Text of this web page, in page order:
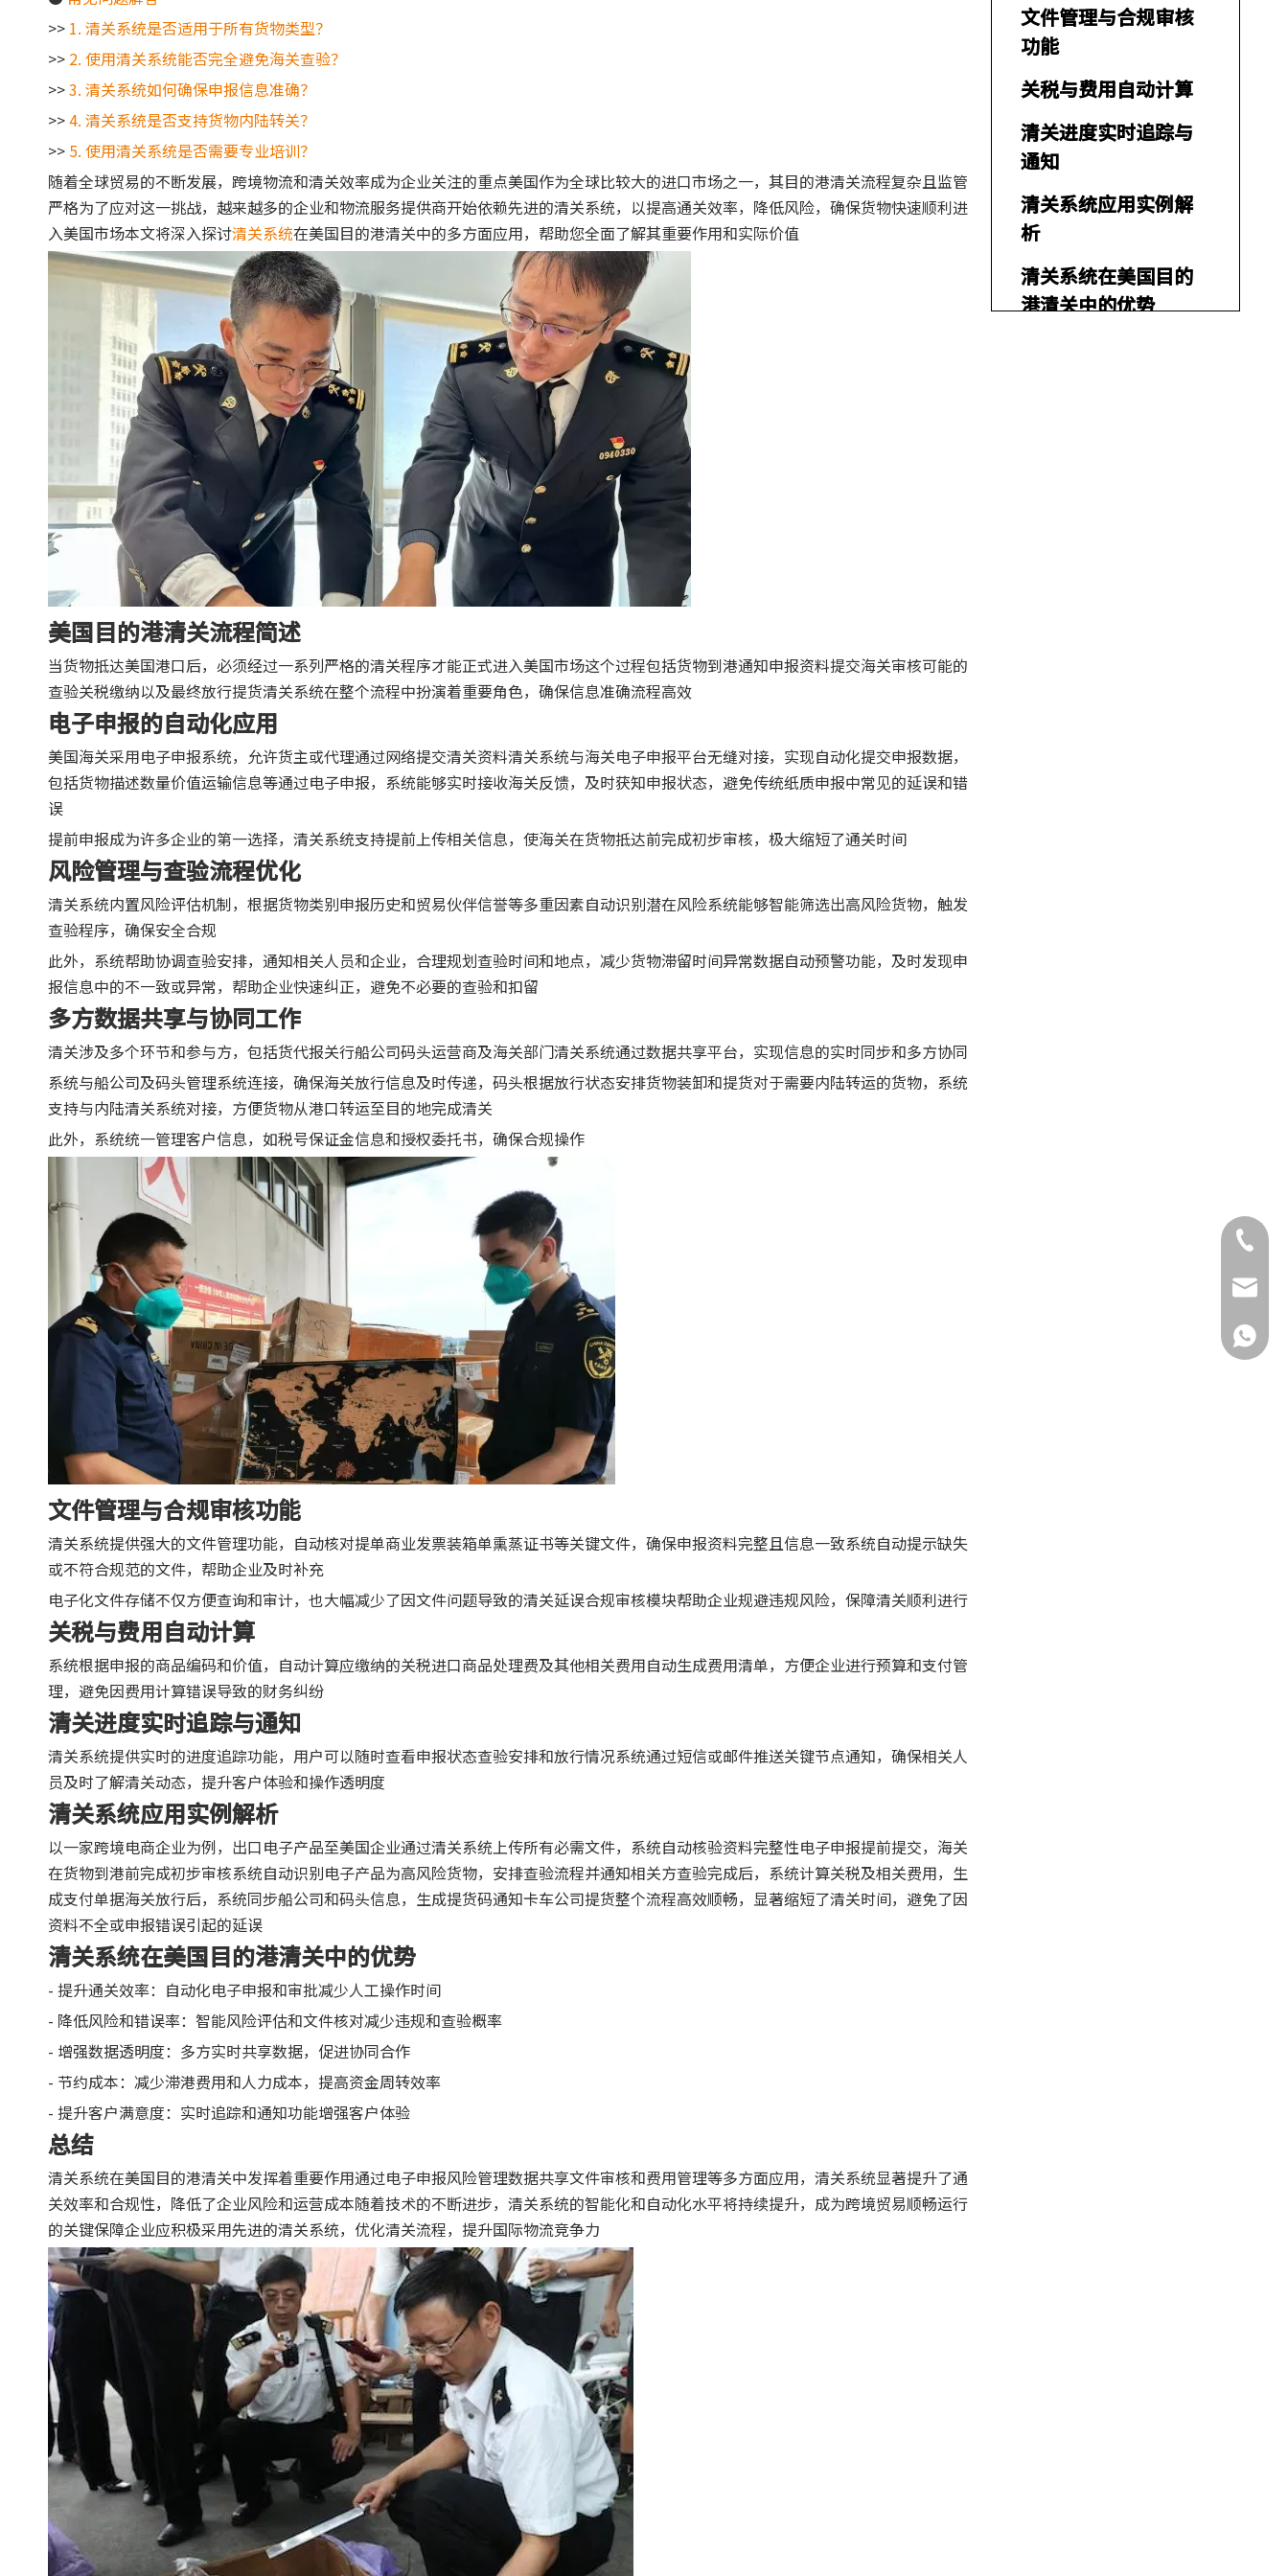
>> 1. 清关系统是否适用于所有货物类型？
>> 2. 使用清关系统能否完全避免海关查验？
>>3. 清关系统如何确保申报信息准确？
>>4. 清关系统是否支持货物内陆转关？
>> 5. 使用清关系统是否需要专业培训？
随着全球贸易的不断发展，跨境物流和清关效率成为企业关注的重点美国作为全球比较大的进口市场之一，其目的港清关流程复杂且监管
严格为了应对这一挑战，越来越多的企业和物流服务提供商开始依赖先进的清关系统，以提高通关效率，降低风险，确保货物快速顺利进
入美国市场本文将深入探讨清关系统在美国目的港清关中的多方面应用，帮助您全面了解其重要作用和实际价值
美国目的港清关流程简述
当货物抵达美国港口后，必须经过一系列严格的清关程序才能正式进入美国市场这个过程包括货物到港通知申报资料提交海关审核可能的
查验关税缴纳以及最终放行提货清关系统在整个流程中扮演着重要角色，确保信息准确流程高效
电子申报的自动化应用
美国海关采用电子申报系统，允许货主或代理通过网络提交清关资料清关系统与海关电子申报平台无缝对接，实现自动化提交申报数据，
包括货物描述数量价值运输信息等通过电子申报，系统能够实时接收海关反馈，及时获知申报状态，避免传统纸质申报中常见的延误和错
误
提前申报成为许多企业的第一选择，清关系统支持提前上传相关信息，使海关在货物抵达前完成初步审核，极大缩短了通关时间
风险管理与查验流程优化
清关系统内置风险评估机制，根据货物类别申报历史和贸易伙伴信誉等多重因素自动识别潜在风险系统能够智能筛选出高风险货物，触发
查验程序，确保安全合规
此外，系统帮助协调查验安排，通知相关人员和企业，合理规划查验时间和地点，减少货物滞留时间异常数据自动预警功能，及时发现申
报信息中的不一致或异常，帮助企业快速纠正，避免不必要的查验和扣留
多方数据共享与协同工作
清关涉及多个环节和参与方，包括货代报关行船公司码头运营商及海关部门清关系统通过数据共享平台，实现信息的实时同步和多方协同
系统与船公司及码头管理系统连接，确保海关放行信息及时传递，码头根据放行状态安排货物装卸和提货对于需要内陆转运的货物，系统
支持与内陆清关系统对接，方便货物从港口转运至目的地完成清关
此外，系统统一管理客户信息，如税号保证金信息和授权委托书，确保合规操作
文件管理与合规审核功能
清关系统提供强大的文件管理功能，自动核对提单商业发票装箱单熏蒸证书等关键文件，确保申报资料完整且信息一致系统自动提示缺失
或不符合规范的文件，帮助企业及时补充
电子化文件存储不仅方便查询和审计，也大幅减少了因文件问题导致的清关延误合规审核模块帮助企业规避违规风险，保障清关顺利进行
关税与费用自动计算
系统根据申报的商品编码和价值，自动计算应缴纳的关税进口商品处理费及其他相关费用自动生成费用清单，方便企业进行预算和支付管
理，避免因费用计算错误导致的财务纠纷
清关进度实时追踪与通知
清关系统提供实时的进度追踪功能，用户可以随时查看申报状态查验安排和放行情况系统通过短信或邮件推送关键节点通知，确保相关人
员及时了解清关动态，提升客户体验和操作透明度
清关系统应用实例解析
以一家跨境电商企业为例，出口电子产品至美国企业通过清关系统上传所有必需文件，系统自动核验资料完整性电子申报提前提交，海关
在货物到港前完成初步审核系统自动识别电子产品为高风险货物，安排查验流程并通知相关方查验完成后，系统计算关税及相关费用，生
成支付单据海关放行后，系统同步船公司和码头信息，生成提货码通知卡车公司提货整个流程高效顺畅，显著缩短了清关时间，避免了因
资料不全或申报错误引起的延误
清关系统在美国目的港清关中的优势
- 提升通关效率：自动化电子申报和审批减少人工操作时间
- 降低风险和错误率：智能风险评估和文件核对减少违规和查验概率
- 增强数据透明度：多方实时共享数据，促进协同合作
- 节约成本：减少滞港费用和人力成本，提高资金周转效率
- 提升客户满意度：实时追踪和通知功能增强客户体验
总结
清关系统在美国目的港清关中发挥着重要作用通过电子申报风险管理数据共享文件审核和费用管理等多方面应用，清关系统显著提升了通
关效率和合规性，降低了企业风险和运营成本随着技术的不断进步，清关系统的智能化和自动化水平将持续提升，成为跨境贸易顺畅运行
的关键保障企业应积极采用先进的清关系统，优化清关流程，提升国际物流竞争力
文件管理与合规审核
功能
关税与费用自动计算
清关进度实时追踪与
通知
清关系统应用实例解
析
清关系统在美国目的
港清关中的优势
+86-
+86-